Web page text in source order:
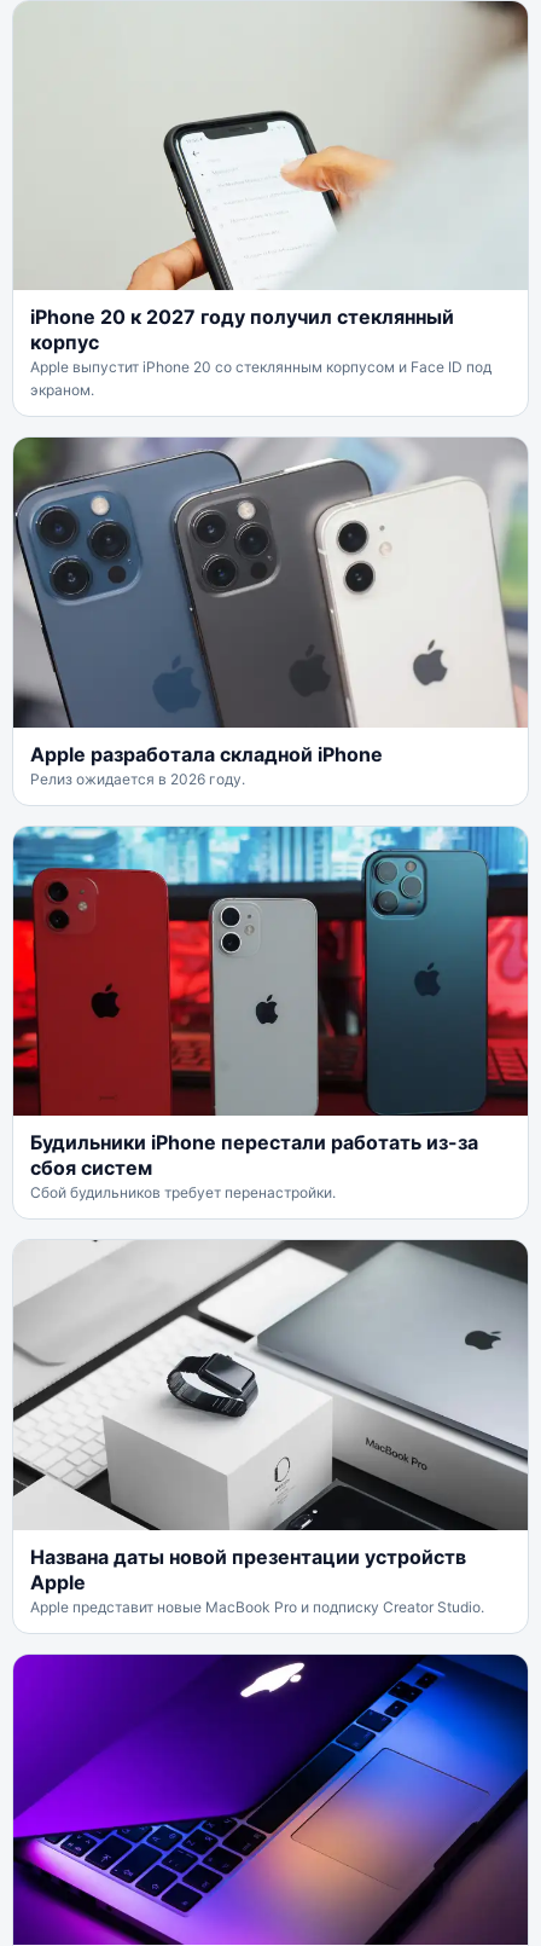
iPhone 20 к 2027 году получил стеклянный
корпус
Apple выпустит iPhone 20 со стеклянным корпусом и Face ID под
экраном.
Apple разработала складной iPhone
Релиз ожидается в 2026 году.
Будильники iPhone перестали работать из-за
сбоя систем
Сбой будильников требует перенастройки.
Названа даты новой презентации устройств
Apple
Apple представит новые MacBook Pro и подписку Creator Studio.